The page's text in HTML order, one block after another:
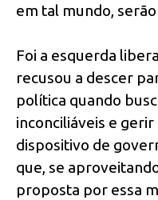
em tal mundo,
Foi a esquerda
recusou a descer
política quando
inconciliáveis e
dispositivo de
que, se
proposta por essa